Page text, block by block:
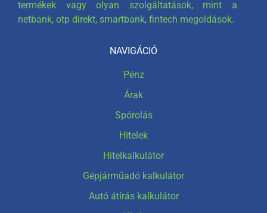
termékek vagy olyan szolgáltatások, mint a
netbank, otp direkt, smartbank, fintech megoldások.
NAVIGÁCIÓ
Pénz
Árak
Spórolás
Hitelek
Hitelkalkulátor
Gépjárműadó kalkulátor
Autó átírás kalkulátor